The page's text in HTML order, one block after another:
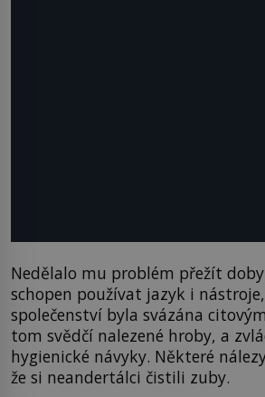
Nedělalo mu problém přežít
schopen používat jazyk i
společenství byla svázána
tom svědčí nalezené hroby, a
hygienické návyky. Některé
že si neandertálci čistili zuby.